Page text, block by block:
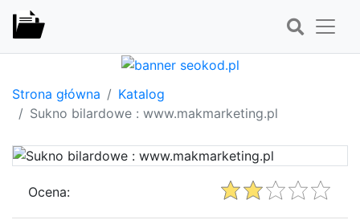
Strona główna
Katalog
Sukno bilardowe : www.makmarketing.pl
Ocena: